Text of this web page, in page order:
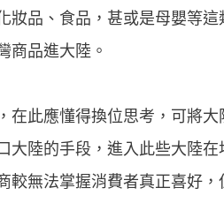
妝品、食品，甚或是母嬰等
商品進大陸。
在此應懂得換位思考，可將
大陸的手段，進入此些大陸
較無法掌握消費者真正喜好